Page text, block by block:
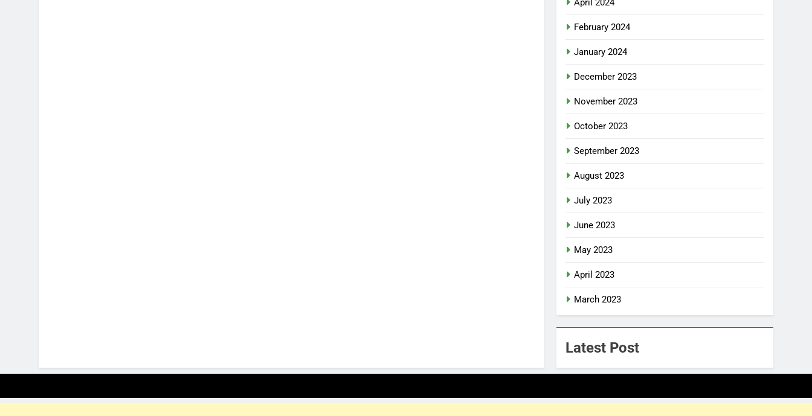
April 2024
February 2024
January 2024
December 2023
November 2023
October 2023
September 2023
August 2023
July 2023
June 2023
May 2023
April 2023
March 2023
Latest Post